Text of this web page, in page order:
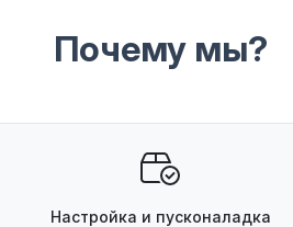
Почему мы?
Настройка и пусконаладка